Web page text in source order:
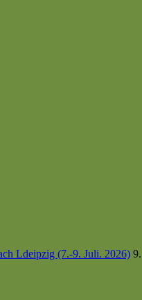
Ldeipzig (7.-9. Juli. 2026)